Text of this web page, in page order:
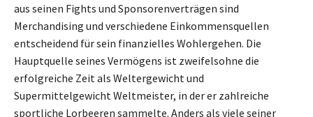
aus seinen Fights und Sponsorenverträgen sind
Merchandising und verschiedene Einkommensquellen
entscheidend für sein finanzielles Wohlergehen. Die
Hauptquelle seines Vermögens ist zweifelsohne die
erfolgreiche Zeit als Weltergewicht und
Supermittelgewicht Weltmeister, in der er zahlreiche
sportliche Lorbeeren sammelte. Anders als viele seiner